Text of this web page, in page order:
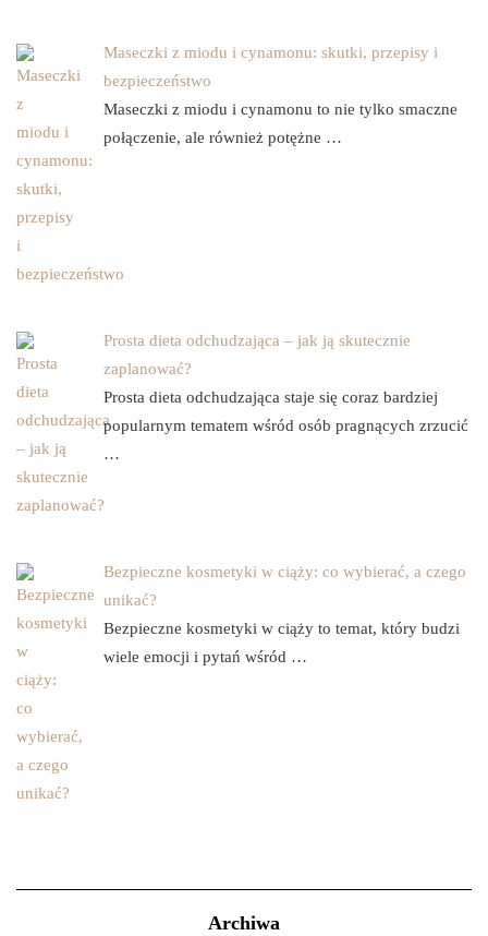
Maseczki z miodu i cynamonu: skutki, przepisy i
bezpieczeństwo
Maseczki z miodu i cynamonu to nie tylko smaczne
połączenie, ale również potężne …
Prosta dieta odchudzająca – jak ją skutecznie
zaplanować?
Prosta dieta odchudzająca staje się coraz bardziej
popularnym tematem wśród osób pragnących zrzucić
…
Bezpieczne kosmetyki w ciąży: co wybierać, a czego
unikać?
Bezpieczne kosmetyki w ciąży to temat, który budzi
wiele emocji i pytań wśród …
Archiwa